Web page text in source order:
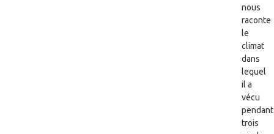
nous
raconte
le
climat
dans
lequel
il a
vécu
pendant
trois